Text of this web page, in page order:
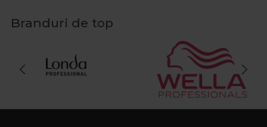
Branduri de top